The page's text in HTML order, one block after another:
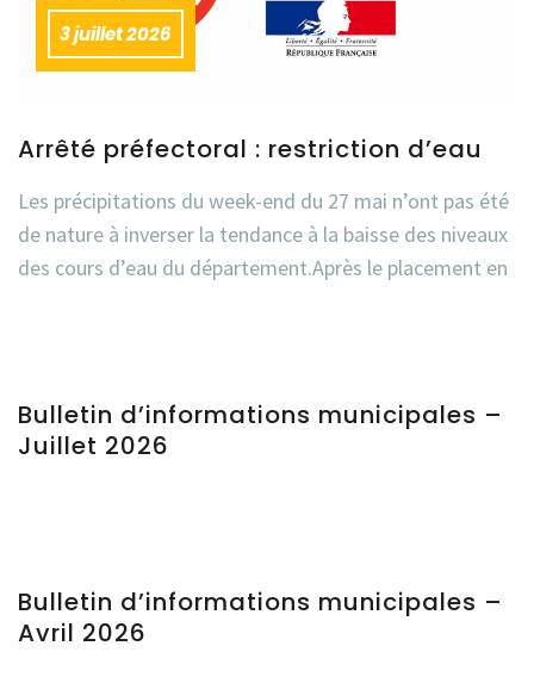
3 juillet 2026
Arrêté préfectoral : restriction d’eau
Les précipitations du week-end du 27 mai n’ont pas été
de nature à inverser la tendance à la baisse des niveaux
des cours d’eau du département.Après le placement en
Bulletin d’informations municipales –
Juillet 2026
Bulletin d’informations municipales –
Avril 2026